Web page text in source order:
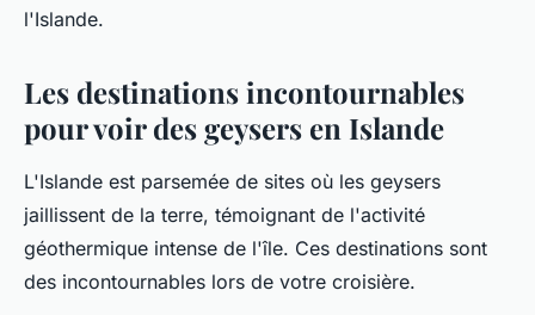
l'Islande.
Les destinations incontournables
pour voir des geysers en Islande
L'Islande est parsemée de sites où les geysers
jaillissent de la terre, témoignant de l'activité
géothermique intense de l'île. Ces destinations sont
des incontournables lors de votre croisière.